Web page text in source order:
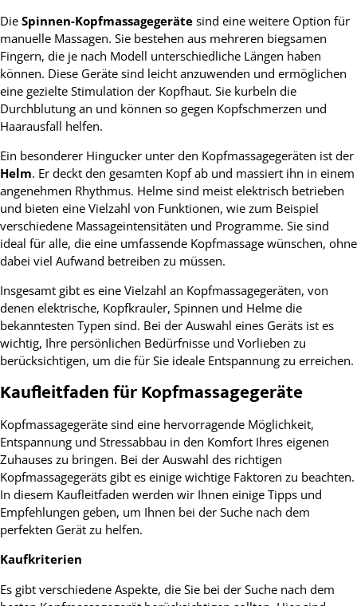
Die Spinnen-Kopfmassagegeräte sind eine weitere Option für
manuelle Massagen. Sie bestehen aus mehreren biegsamen
Fingern, die je nach Modell unterschiedliche Längen haben
können. Diese Geräte sind leicht anzuwenden und ermöglichen
eine gezielte Stimulation der Kopfhaut. Sie kurbeln die
Durchblutung an und können so gegen Kopfschmerzen und
Haarausfall helfen.
Ein besonderer Hingucker unter den Kopfmassagegeräten ist der
Helm. Er deckt den gesamten Kopf ab und massiert ihn in einem
angenehmen Rhythmus. Helme sind meist elektrisch betrieben
und bieten eine Vielzahl von Funktionen, wie zum Beispiel
verschiedene Massageintensitäten und Programme. Sie sind
ideal für alle, die eine umfassende Kopfmassage wünschen, ohne
dabei viel Aufwand betreiben zu müssen.
Insgesamt gibt es eine Vielzahl an Kopfmassagegeräten, von
denen elektrische, Kopfkrauler, Spinnen und Helme die
bekanntesten Typen sind. Bei der Auswahl eines Geräts ist es
wichtig, Ihre persönlichen Bedürfnisse und Vorlieben zu
berücksichtigen, um die für Sie ideale Entspannung zu erreichen.
Kaufleitfaden für Kopfmassagegeräte
Kopfmassagegeräte sind eine hervorragende Möglichkeit,
Entspannung und Stressabbau in den Komfort Ihres eigenen
Zuhauses zu bringen. Bei der Auswahl des richtigen
Kopfmassagegeräts gibt es einige wichtige Faktoren zu beachten.
In diesem Kaufleitfaden werden wir Ihnen einige Tipps und
Empfehlungen geben, um Ihnen bei der Suche nach dem
perfekten Gerät zu helfen.
Kaufkriterien
Es gibt verschiedene Aspekte, die Sie bei der Suche nach dem